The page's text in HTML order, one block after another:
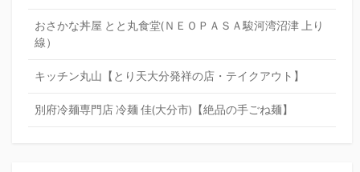
おさかな丼屋 とと丸食堂(ＮＥＯＰＡＳＡ駿河湾沼津 上り
線）
キッチン丸山【とり天大分発祥の店・テイクアウト】
別府冷麺専門店 冷麺 佳(大分市)【絶品の手ごね麺】